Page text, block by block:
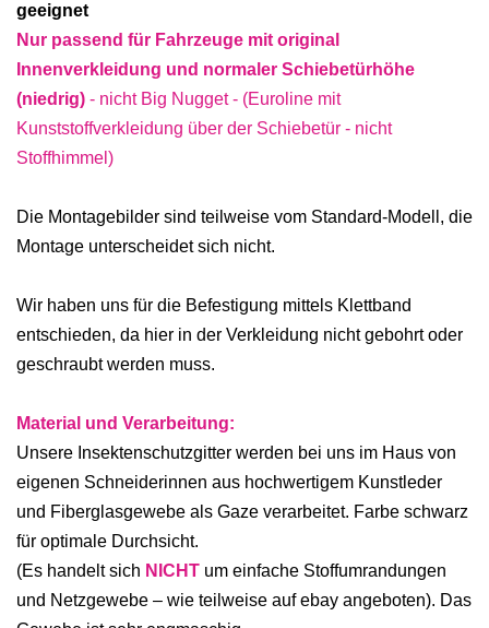
geeignet
Nur passend für Fahrzeuge mit original
Innenverkleidung und normaler Schiebetürhöhe
(niedrig) - nicht Big Nugget - (Euroline mit
Kunststoffverkleidung über der Schiebetür - nicht
Stoffhimmel)
Die Montagebilder sind teilweise vom Standard-Modell, die
Montage unterscheidet sich nicht.
Wir haben uns für die Befestigung mittels Klettband
entschieden, da hier in der Verkleidung nicht gebohrt oder
geschraubt werden muss.
Material und Verarbeitung:
Unsere Insektenschutzgitter werden bei uns im Haus von
eigenen Schneiderinnen aus hochwertigem Kunstleder
und Fiberglasgewebe als Gaze verarbeitet. Farbe schwarz
für optimale Durchsicht.
(Es handelt sich NICHT um einfache Stoffumrandungen
und Netzgewebe – wie teilweise auf ebay angeboten). Das